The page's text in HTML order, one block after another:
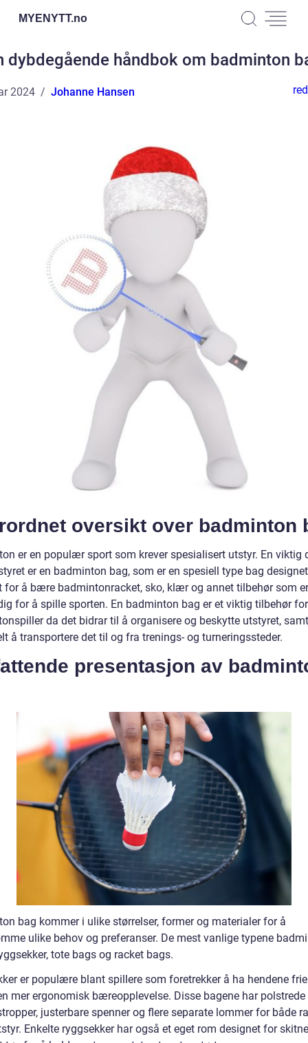
MYENYTT.no
dybdegående håndbok om badminton
2024 Johanne Hansen
oversikt over badminton
er en populær sport som krever spesialisert utstyr. En viktig
er en badminton bag, som er en spesiell type bag designet
for å bære badmintonracket, sko, klær og annet tilbehør som er
for å spille sporten. En badminton bag er et viktig tilbehør
da det bidrar til å organisere og beskytte utstyret,
å transportere det til og fra trenings- og turneringssteder.
presentasjon av
bag kommer i ulike størrelser, former og materialer for å
ulike behov og preferanser. De mest vanlige typene
tote bags og racket bags.
er populære blant spillere som foretrekker å ha hendene
mer ergonomisk bæreopplevelse. Disse bagene har polstrede
justerbare spenner og flere separate lommer for både
Enkelte ryggsekker har også et eget rom designet for